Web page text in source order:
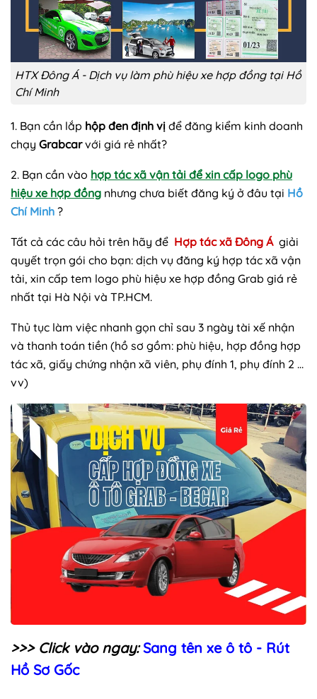
HTX Đông Á - Dịch vụ làm phù hiệu xe hợp đồng tại Hồ
Chí Minh
1. Bạn cần lắp hộp đen định vị để đăng kiểm kinh doanh
chạy Grabcarvới giá rẻ nhất?
2. Bạn cần vào hợp tác xã vận tải để xin cấp logo phù
hiệu xe hợp đồng nhưng chưa biết đăng ký ở đâu tại Hồ
Chí Minh ?
Tất cả các câu hỏi trên hãy để Hợp tác xã Đông Ágiải
quyết trọn gói cho bạn: dịch vụ đăng ký hợp tác xã vận
tải, xin cấp tem logo phù hiệu xe hợp đồng Grab giá rẻ
nhất tại Hà Nội và TP.HCM.
Thủ tục làm việc nhanh gọn chỉ sau 3 ngày tài xế nhận
và thanh toán tiền (hồ sơ gồm: phù hiệu, hợp đồng hợp
tác xã, giấy chứng nhận xã viên, phụ đính 1, phụ đính 2 …
vv)
>>> Click vào ngay: Sang tên xe ô tô - Rút
Hồ Sơ Gốc